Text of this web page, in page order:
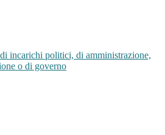
incarichi politici, di amministrazione,
o di governo